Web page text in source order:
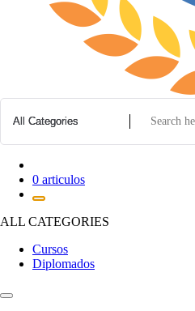
0 articulos
ALL CATEGORIES
Cursos
Diplomados